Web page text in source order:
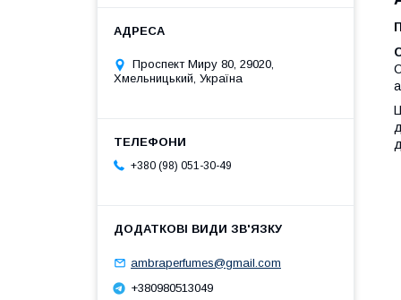
Проспект Миру 80, 29020,
Хмельницький, Україна
+380 (98) 051-30-49
ambraperfumes@gmail.com
+380980513049